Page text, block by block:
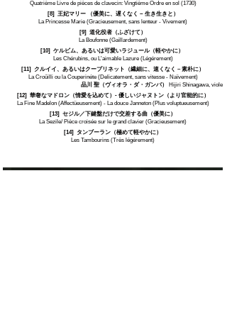
Quatrième Livre de pièces de clavecin: Vingtième Ordre en sol (1730)
[8] 王妃マリー （優美に、遅くなく − 生き生きと）
La Princesse Marie (Gracieusement, sans lenteur - Vivement)
[9] 道化役者（ふざけて）
La Boufonne (Gaïllardement)
[10] ケルビム、あるいは可愛いラジュール（軽やかに）
Les Chérubins, ou L'aimable Lazure (Légérement)
[11] クルイイ、あるいはクープリネット（繊細に、速くなく – 素朴に）
La Croûilli ou la Couperinéte (Delicatement, sans vitesse - Naïvement)
品川 聖（ヴィオラ・ダ・ガンバ）
Hijiri Shinagawa, viole
[12] 華奢なマドロン（情愛を込めて）- 優しいジャヌトン（より官能的に）
La Fine Madelon (Affectüeusement) - La douce Janneton (Plus voluptueusement)
[13] セジル／下鍵盤だけで交差する曲（優美に）
La Sezile/ Pièce croisée sur le grand clavier (Gracieusement)
[14] タンブーラン（極めて軽やかに）
Les Tambourins (Très légérement)